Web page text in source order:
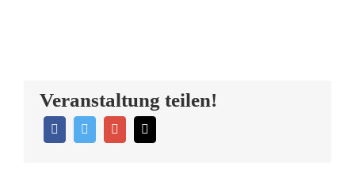
Veranstaltung teilen!